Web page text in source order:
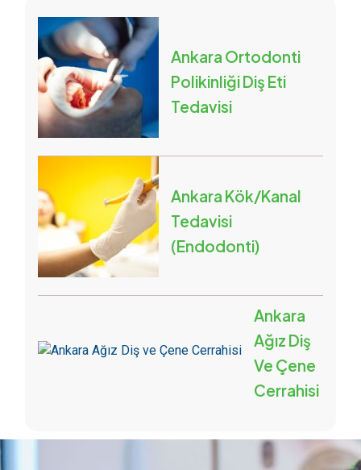
Ankara Ortodonti
Polikinliği Diş Eti
Tedavisi
Ankara Kök/Kanal
Tedavisi
(Endodonti)
Ankara
Ağız Diş
Ve Çene
Cerrahisi